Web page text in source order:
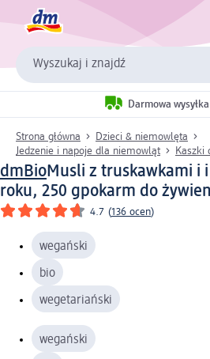
Wyszukaj i znajdź
Darmowa wysyłka
Strona główna
Dzieci & niemowlęta
Jedzenie i napoje dla niemowląt
Kaszki
dmBioMusli z truskawkami i
roku, 250 gpokarm do
4.7 (136 ocen)
wegański
bio
wegetariański
wegański